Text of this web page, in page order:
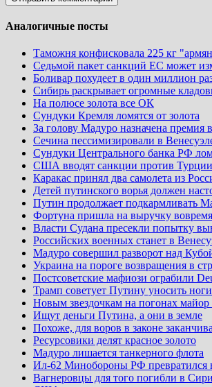
Аналогичные посты
Таможня конфисковала 225 кг
Седьмой пакет санкций ЕС может
Боливар похудеет в один миллион
Сибирь раскрывает огромные
На полюсе золота все ОК
Сундуки Кремля ломятся от золота
За голову Мадуро назначена премия
Сечина пессимизировали в
Сундуки Центрального банка РФ
США вводят санкции против
Каракас принял два самолета из
Детей путинского ворья должен
Путин продолжает подкармливать
Фортуна пришла на выручку
Власти Судана пресекли попытку
Российских военных станет в
Мадуро совершил разворот над
Украина на пороге возвращения в
Постсоветские мафиози ограбили
Трамп советует Путину уносить
Новым звездочкам на погонах
Ищут деньги Путина, а они в земле
Похоже, для воров в законе
Ресурсовики делят красное золото
Мадуро лишается танкерного флота
Ил-62 Минобороны РФ превратился
Вагнеровцы для того погибли в